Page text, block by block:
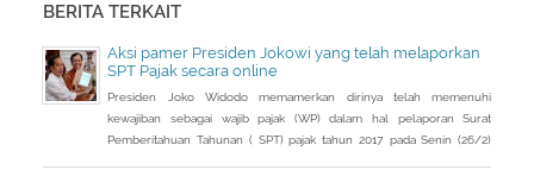
BERITA TERKAIT
Aksi pamer Presiden Jokowi yang telah melaporkan
SPT Pajak secara online
Presiden Joko Widodo memamerkan dirinya telah memenuhi
kewajiban sebagai wajib pajak (WP) dalam hal pelaporan Surat
Pemberitahuan Tahunan ( SPT) pajak tahun 2017 pada Senin (26/2)